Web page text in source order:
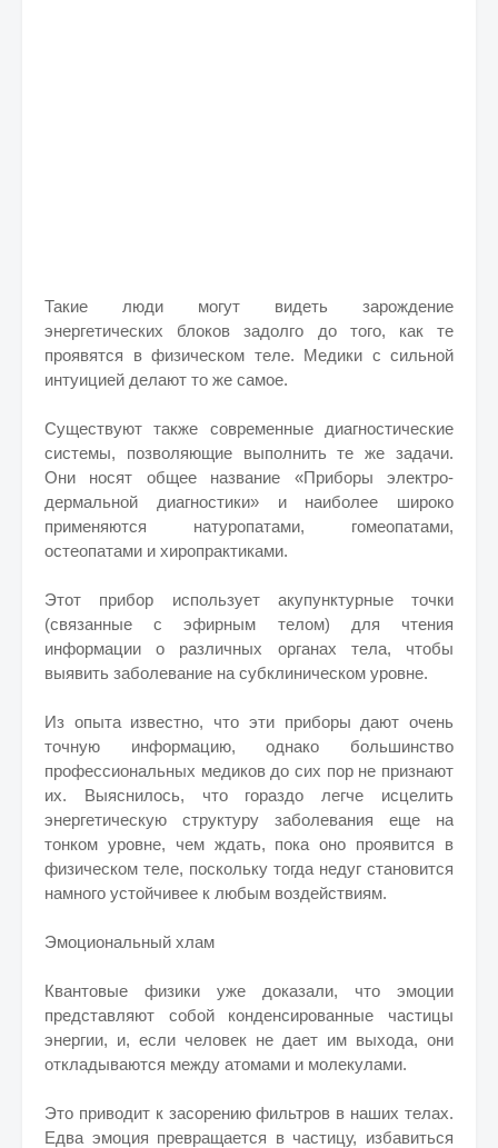
Такие люди могут видеть зарождение
энергетических блоков задолго до того, как те
проявятся в физическом теле. Медики с сильной
интуицией делают то же самое.
Существуют также современные диагностические
системы, позволяющие выполнить те же задачи.
Они носят общее название «Приборы электро-
дермальной диагностики» и наиболее широко
применяются натуропатами, гомеопатами,
остеопатами и хиропрактиками.
Этот прибор использует акупунктурные точки
(связанные с эфирным телом) для чтения
информации о различных органах тела, чтобы
выявить заболевание на субклиническом уровне.
Из опыта известно, что эти приборы дают очень
точную информацию, однако большинство
профессиональных медиков до сих пор не признают
их. Выяснилось, что гораздо легче исцелить
энергетическую структуру заболевания еще на
тонком уровне, чем ждать, пока оно проявится в
физическом теле, поскольку тогда недуг становится
намного устойчивее к любым воздействиям.
Эмоциональный хлам
Квантовые физики уже доказали, что эмоции
представляют собой конденсированные частицы
энергии, и, если человек не дает им выхода, они
откладываются между атомами и молекулами.
Это приводит к засорению фильтров в наших телах.
Едва эмоция превращается в частицу, избавиться